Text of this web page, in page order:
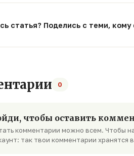
статья? Поделись с теми, кому
0
чтобы оставить
комментарии можно всем. Чтобы
так твои комментарии хранятся